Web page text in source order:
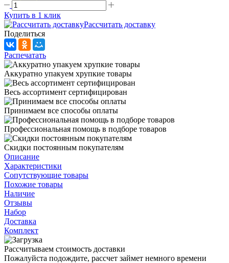
Купить в 1 клик
Рассчитать доставку
Поделиться
Распечатать
Аккуратно упакуем хрупкие товары
Весь ассортимент сертифицирован
Принимаем все способы оплаты
Профессиональная помощь в подборе товаров
Скидки постоянным покупателям
Описание
Характеристики
Сопутствующие товары
Похожие товары
Наличие
Отзывы
Набор
Доставка
Комплект
Рассчитываем стоимость доставки
Пожалуйста подождите, рассчет займет немного времени